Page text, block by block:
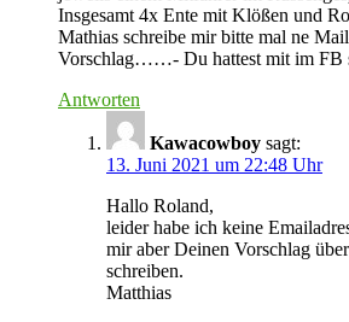
Insgesamt 4x Ente mit Klößen und
Mathias schreibe mir bitte mal ne
Vorschlag……- Du hattest mit im FB
Antworten
Kawacowboy sagt:
13. Juni 2021 um 22:48 Uhr
Hallo Roland,
leider habe ich keine
mir aber Deinen Vorschlag
schreiben.
Matthias